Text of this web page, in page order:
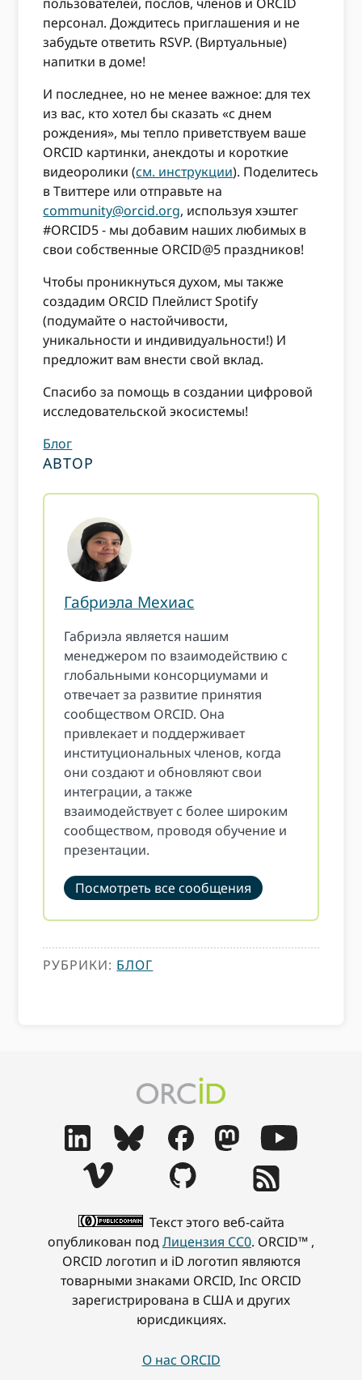
персонал. Дождитесь приглашения и не
забудьте ответить RSVP. (Виртуальные)
напитки в доме!
И последнее, но не менее важное: для тех
из вас, кто хотел бы сказать «с днем ​​
рождения», мы тепло приветствуем ваше
ORCID картинки, анекдоты и короткие
видеоролики (см. инструкции). Поделитесь
в Твиттере или отправьте на
community@orcid.org, используя хэштег
#ORCID5 - мы добавим наших любимых в
свои собственные ORCID@5 праздников!
Чтобы проникнуться духом, мы также
создадим ORCID Плейлист Spotify
(подумайте о настойчивости,
уникальности и индивидуальности!) И
предложит вам внести свой вклад.
Спасибо за помощь в создании цифровой
исследовательской экосистемы!
Блог
АВТОР
Габриэла Мехиас
Габриэла является нашим
менеджером по взаимодействию с
глобальными консорциумами и
отвечает за развитие принятия
сообществом ORCID. Она
привлекает и поддерживает
институциональных членов, когда
они создают и обновляют свои
интеграции, а также
взаимодействует с более широким
сообществом, проводя обучение и
презентации.
Посмотреть все сообщения
РУБРИКИ: БЛОГ
Текст этого веб-сайта
опубликован подЛицензия CC0. ORCID™ ,
ORCID логотип и iD логотип являются
товарными знаками ORCID, Inc ORCID
зарегистрирована в США и других
юрисдикциях.
О нас ORCID